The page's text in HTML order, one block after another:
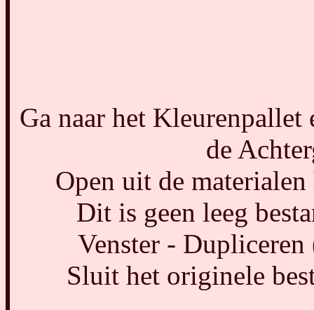
Ga naar het
de
Open uit de
Dit is geen leeg
Venster -
Sluit het originele